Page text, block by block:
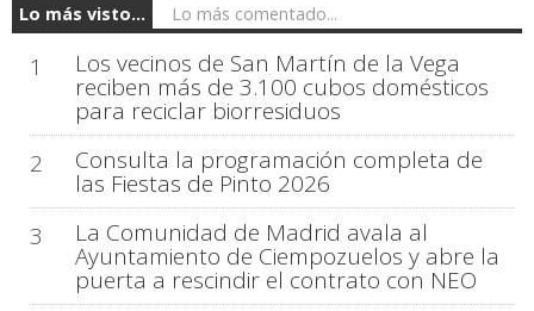
Lo más visto... Lo más comentado...
1 Los vecinos de San Martín de la Vega
reciben más de 3.100 cubos domésticos
para reciclar biorresiduos
2
Consulta la programación completa de
las Fiestas de Pinto 2026
3
La Comunidad de Madrid avala al
Ayuntamiento de Ciempozuelos y abre la
puerta a rescindir el contrato con NEO